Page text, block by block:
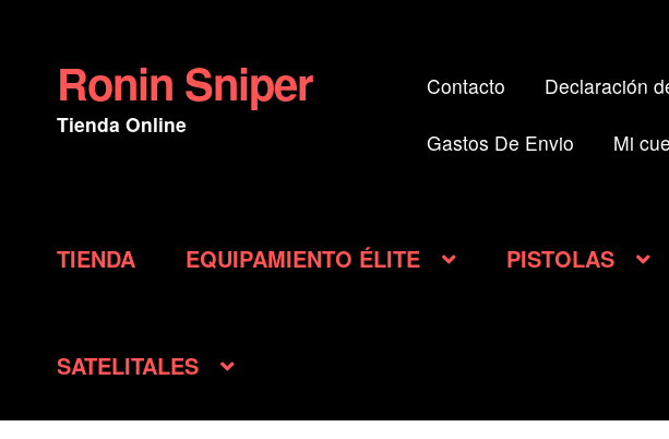
Ir
a
la
Ir
al
contenido
Ronin Sniper
Tienda Online
Contacto Declaración
Gastos De Envio Mi
TIENDA EQUIPAMIENTO ÉLITE PISTOLAS
SATELITALES